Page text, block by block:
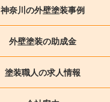
神奈川の外壁塗装事例
外壁塗装の助成金
塗装職人の求人情報